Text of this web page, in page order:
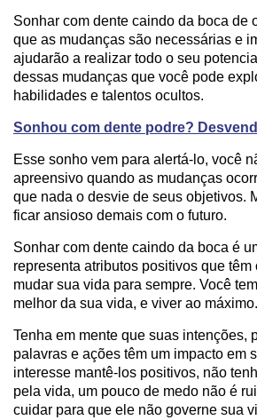
Sonhar com dente caindo da boca de
que as mudanças são necessárias e
ajudarão a realizar todo o seu
dessas mudanças que você pode
habilidades e talentos ocultos.
Sonhou com dente podre?
Esse sonho vem para alertá-lo, você
apreensivo quando as mudanças
que nada o desvie de seus objetivos.
ficar ansioso demais com o futuro.
Sonhar com dente caindo da boca é
representa atributos positivos que têm
mudar sua vida para sempre. Você
melhor da sua vida, e viver ao máximo.
Tenha em mente que suas intenções,
palavras e ações têm um impacto em
interesse mantê-los positivos, não
pela vida, um pouco de medo não é
cuidar para que ele não governe sua